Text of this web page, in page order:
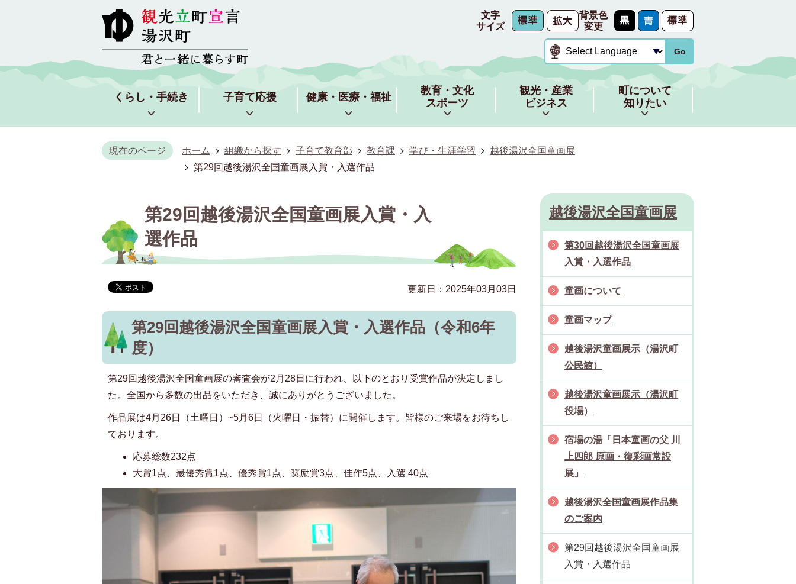
文字
サイズ
背景色
変更
Go
くらし・手続き 子育て応援 健康・医療・福祉
教育・文化
スポーツ
観光・産業
ビジネス
町について
知りたい
現在のページ ホーム 組織から探す 子育て教育部 教育課 学び・生涯学習
越後湯沢全国童画展
第29回越後湯沢全国童画展入賞・入選作品
第29回越後湯沢全国童画展入賞・入
選作品
更新日：2025年03月03日
第29回越後湯沢全国童画展入賞・入選作品（令和6年
度）
第29回越後湯沢全国童画展の審査会が2月28日に行われ、以下のとおり受賞作品が決定しまし
た。全国から多数の出品をいただき、誠にありがとうございました。
作品展は4月26日（土曜日）~5月6日（火曜日・振替）に開催します。皆様のご来場をお待ちし
ております。
応募総数232点
大賞1点、最優秀賞1点、優秀賞1点、奨励賞3点、佳作5点、入選 40点
越後湯沢全国童画展
第30回越後湯沢全国童画展
入賞・入選作品
童画について
童画マップ
越後湯沢童画展示（湯沢町
公民館）
越後湯沢童画展示（湯沢町
役場）
宿場の湯「日本童画の父 川
上四郎 原画・復彩画常設
展」
越後湯沢全国童画展作品集
のご案内
第29回越後湯沢全国童画展
入賞・入選作品